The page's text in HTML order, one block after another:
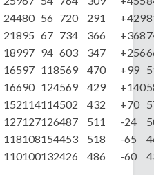
24480 56 720 291 +429
21895 67 734 366 +368
18997 94 603 347 +256
16597 118569 470 +99
16690 124569 429 +140
152114114502 432 +70
127127126487 511 -24
118108154453 518 -65
110100132426 486 -60